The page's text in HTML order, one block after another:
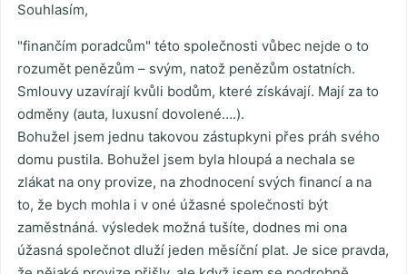
Souhlasím,
"finančím poradcům" této společnosti vůbec nejde o to
rozumět penězům – svým, natož penězům ostatních.
Smlouvy uzavírají kvůli bodům, které získávají. Mají za to
odměny (auta, luxusní dovolené….).
Bohužel jsem jednu takovou zástupkyni přes práh svého
domu pustila. Bohužel jsem byla hloupá a nechala se
zlákat na ony provize, na zhodnocení svých financí a na
to, že bych mohla i v oné úžasné společnosti být
zaměstnáná. výsledek možná tušíte, dodnes mi ona
úžasná společnot dluží jeden měsíční plat. Je sice pravda,